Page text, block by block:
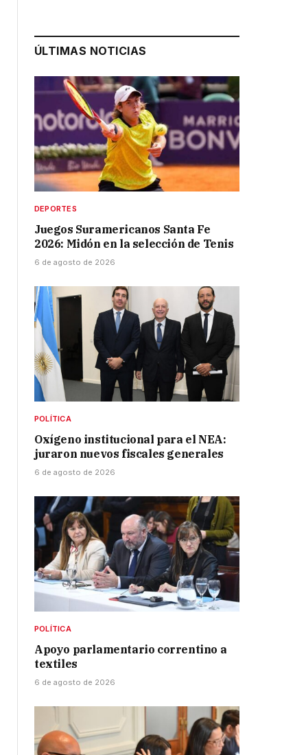
ÚLTIMAS NOTICIAS
DEPORTES
Juegos Suramericanos Santa Fe
2026: Midón en la selección de Tenis
6 de agosto de 2026
POLÍTICA
Oxígeno institucional para el NEA:
juraron nuevos fiscales generales
6 de agosto de 2026
POLÍTICA
Apoyo parlamentario correntino a
textiles
6 de agosto de 2026